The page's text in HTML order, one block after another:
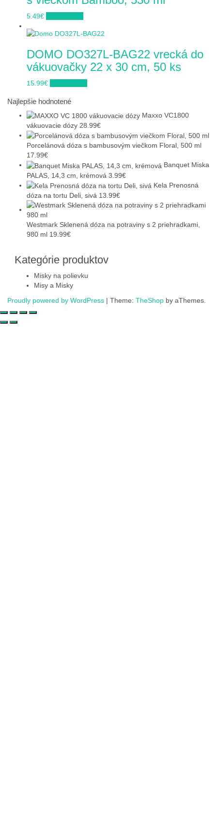
5.49€
DOMO DO327L-BAG22 vrecká do
vákuovačky 22 x 30 cm, 50 ks
15.99€
Najlepšie hodnotené
Maxxo VC1800
vákuovacie dózy 28.99€
Porcelánová dóza s bambusovým viečkom Floral, 500 ml
17.99€
Banquet Miska
PALAS, 14,3 cm, krémová 3.99€
Kela Prenosná
dóza na tortu Deli, sivá 13.99€
Westmark Sklenená dóza na potraviny s 2 priehradkami,
980 ml 19.99€
Kategórie produktov
Misky na polievku
Misy a Misky
Proudly powered by WordPress | Theme: TheShop by aThemes.